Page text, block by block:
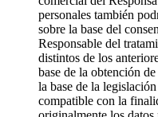
personales también
sobre la base del
Responsable del
distintos de los
base de la obtención
la base de la
compatible con la